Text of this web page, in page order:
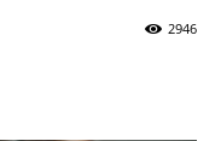
2946